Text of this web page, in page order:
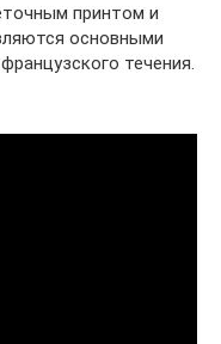
принтом и
основными
течения.